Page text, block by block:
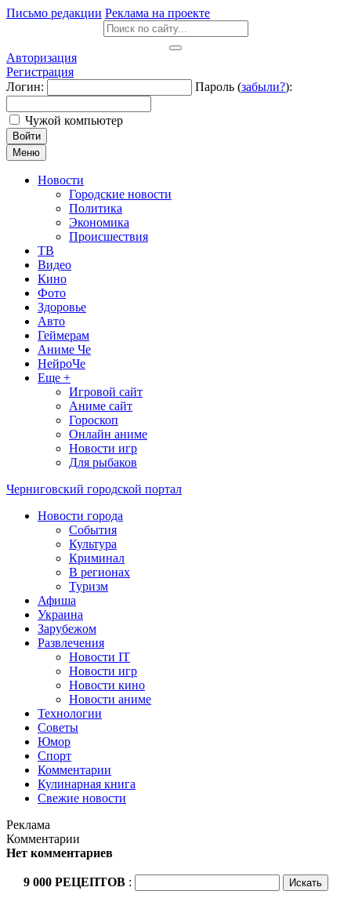
Письмо редакции Реклама на проекте
Авторизация
Регистрация
Логин:
Пароль (забыли?):
Чужой компьютер
Войти
Меню
Новости
Городские новости
Политика
Экономика
Происшествия
ТВ
Видео
Кино
Фото
Здоровье
Авто
Геймерам
Аниме Че
НейроЧе
Еще +
Игровой сайт
Аниме сайт
Гороскоп
Онлайн аниме
Новости игр
Для рыбаков
Черниговский городской портал
Новости города
События
Культура
Криминал
В регионах
Туризм
Афиша
Украина
Зарубежом
Развлечения
Новости IT
Новости игр
Новости кино
Новости аниме
Технологии
Советы
Юмор
Спорт
Комментарии
Кулинарная книга
Свежие новости
Реклама
Комментарии
Нет комментариев
9 000 РЕЦЕПТОВ :